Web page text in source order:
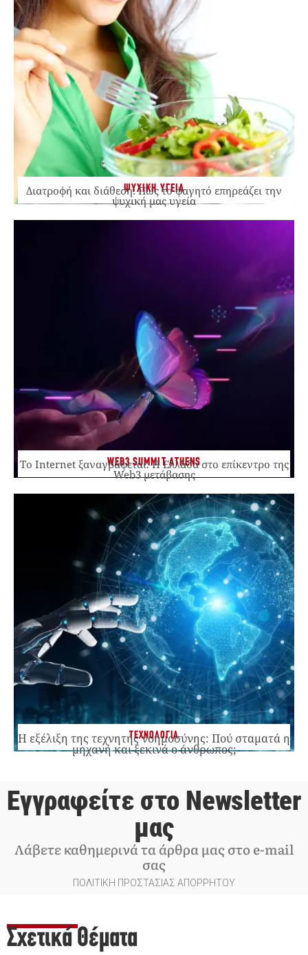
ΨΥΧΙΚΗ ΥΓΕΙΑ
Διατροφή και διάθεση: Πώς το φαγητό επηρεάζει την
ψυχική μας υγεία
WEB3 SUMMIT ATHENS
Το Internet ξαναγράφεται. Η Ελλάδα στο επίκεντρο της
Web3 μετάβασης
ΤΕΧΝΟΛΟΓΙΑ
Η εξέλιξη της τεχνητής νοημοσύνης: Πού σταματά η
μηχανή και ξεκινά ο άνθρωπος;
Εγγραφείτε στο Newsletter
μας
Λάβετε καθημερινά τα άρθρα μας στο e-mail
σας
ΠΟΛΙΤΙΚΗ ΠΡΟΣΤΑΣΙΑΣ ΑΠΟΡΡΗΤΟΥ
Σχετικά Θέματα